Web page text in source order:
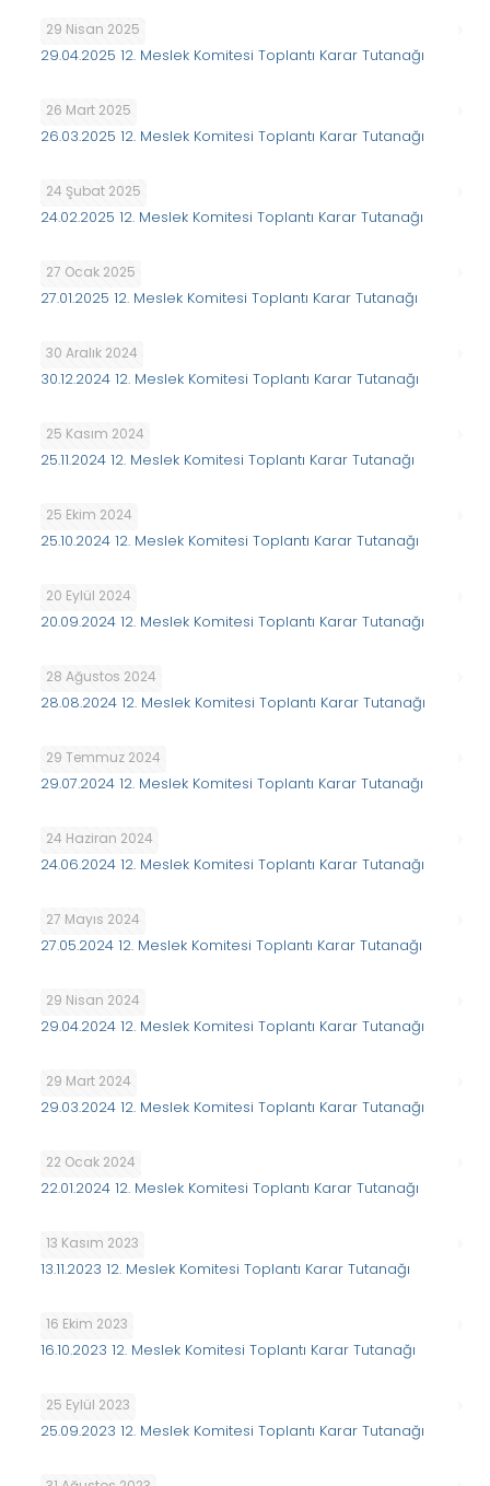
29 Nisan 2025
29.04.2025 12. Meslek Komitesi Toplantı Karar Tutanağı
26 Mart 2025
26.03.2025 12. Meslek Komitesi Toplantı Karar Tutanağı
24 Şubat 2025
24.02.2025 12. Meslek Komitesi Toplantı Karar Tutanağı
27 Ocak 2025
27.01.2025 12. Meslek Komitesi Toplantı Karar Tutanağı
30 Aralık 2024
30.12.2024 12. Meslek Komitesi Toplantı Karar Tutanağı
25 Kasım 2024
25.11.2024 12. Meslek Komitesi Toplantı Karar Tutanağı
25 Ekim 2024
25.10.2024 12. Meslek Komitesi Toplantı Karar Tutanağı
20 Eylül 2024
20.09.2024 12. Meslek Komitesi Toplantı Karar Tutanağı
28 Ağustos 2024
28.08.2024 12. Meslek Komitesi Toplantı Karar Tutanağı
29 Temmuz 2024
29.07.2024 12. Meslek Komitesi Toplantı Karar Tutanağı
24 Haziran 2024
24.06.2024 12. Meslek Komitesi Toplantı Karar Tutanağı
27 Mayıs 2024
27.05.2024 12. Meslek Komitesi Toplantı Karar Tutanağı
29 Nisan 2024
29.04.2024 12. Meslek Komitesi Toplantı Karar Tutanağı
29 Mart 2024
29.03.2024 12. Meslek Komitesi Toplantı Karar Tutanağı
22 Ocak 2024
22.01.2024 12. Meslek Komitesi Toplantı Karar Tutanağı
13 Kasım 2023
13.11.2023 12. Meslek Komitesi Toplantı Karar Tutanağı
16 Ekim 2023
16.10.2023 12. Meslek Komitesi Toplantı Karar Tutanağı
25 Eylül 2023
25.09.2023 12. Meslek Komitesi Toplantı Karar Tutanağı